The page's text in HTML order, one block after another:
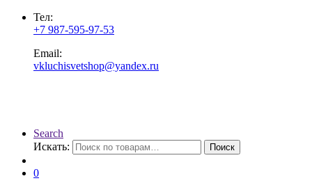
Тел:
+7 987-595-97-53
Email:
vkluchisvetshop@yandex.ru
Search
Искать:
Поиск
0